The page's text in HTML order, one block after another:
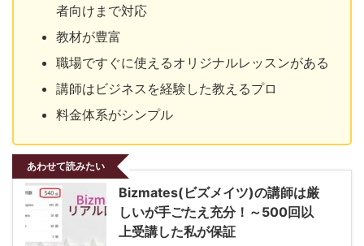
者向けまで対応
教材が豊富
職場ですぐに使えるオリジナルレッスンがある
講師はビジネスを経験した教えるプロ
料金体系がシンプル
あわせて読みたい
Bizmates(ビズメイツ)の講師は厳
しいが手ごたえ充分！～500回以
上受講した私が保証